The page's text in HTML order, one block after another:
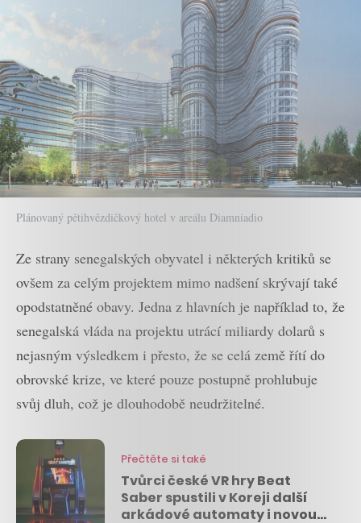
Plánovaný pětihvězdičkový hotel v areálu Diamniadio
Ze strany senegalských obyvatel i některých kritiků se
ovšem za celým projektem mimo nadšení skrývají také
opodstatněné obavy. Jedna z hlavních je například to, že
senegalská vláda na projektu utrácí miliardy dolarů s
nejasným výsledkem i přesto, že se celá země řítí do
obrovské krize, ve které pouze postupně prohlubuje
svůj dluh, což je dlouhodobě neudržitelné.
Přečtěte si také
Tvůrci české VR hry Beat
Saber spustili v Koreji další
arkádové automaty i novou